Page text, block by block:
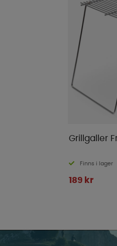
Grillgaller
Finns i lager
189 kr